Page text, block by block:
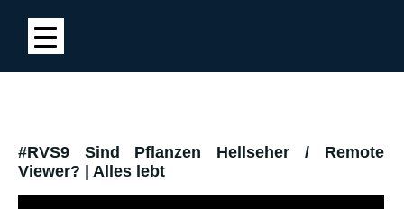
#RVS9 Sind Pflanzen Hellseher / Remote
Viewer? | Alles lebt